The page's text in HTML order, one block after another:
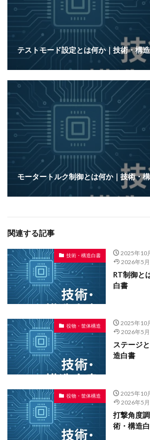
テストモード設定とは何か｜技術・構
モータートルク制御とは何か｜技術・
関連する記事
技術・構造白書
2025年10
2026年5
RT制御と
白書
役物・筐体構造
2025年10
2026年5
ステージ
造白書
役物・筐体構造
2025年10
2026年5
打撃角度
術・構造